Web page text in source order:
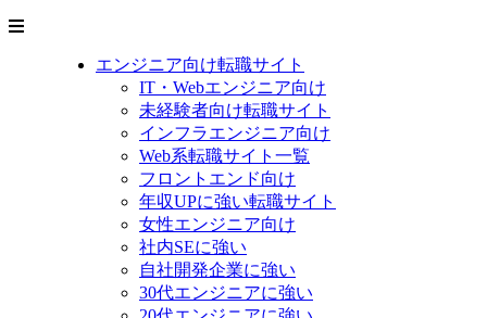
エンジニア向け転職サイト
IT・Webエンジニア向け
未経験者向け転職サイト
インフラエンジニア向け
Web系転職サイト一覧
フロントエンド向け
年収UPに強い転職サイト
女性エンジニア向け
社内SEに強い
自社開発企業に強い
30代エンジニアに強い